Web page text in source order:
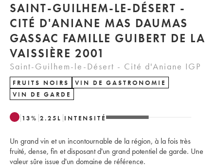
SAINT-GUILHEM-LE-DÉSERT -
CITÉ D'ANIANE MAS DAUMAS
GASSAC FAMILLE GUIBERT DE LA
VAISSIÈRE 2001
Saint-Guilhem-le-Désert - Cité d'Aniane IGP
FRUITS NOIRS
VIN DE GASTRONOMIE
VIN DE GARDE
13% 2.25 L INTENSITÉ
Un grand vin et un incontournable de la région, à la fois très
fruité, dense, fin et disposant d'un grand potentiel de garde. Une
valeur sûre issue d'un domaine de référence.